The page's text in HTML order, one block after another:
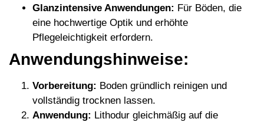
Glanzintensive Anwendungen: Für Böden, die
eine hochwertige Optik und erhöhte
Pflegeleichtigkeit erfordern.
Anwendungshinweise:
Vorbereitung: Boden gründlich reinigen und
vollständig trocknen lassen.
Anwendung: Lithodur gleichmäßig auf die